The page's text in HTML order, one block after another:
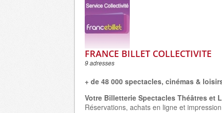
FRANCE BILLET COLLECTIVITE
9 adresses
+ de 48 000 spectacles, cinémas &
Votre Billetterie Spectacles Théâtres et
Réservations, achats en ligne et